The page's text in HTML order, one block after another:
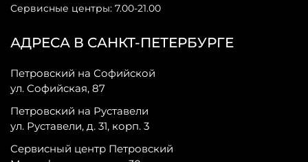
АДРЕСА В САНКТ-ПЕТЕРБУРГЕ
Петровский на Софийской
ул. Софийская, 87
Петровский на Руставели
ул. Руставели, д. 31, корп. 3
Сервисный центр Петровский
Сервисные центры: 7.00-21.00